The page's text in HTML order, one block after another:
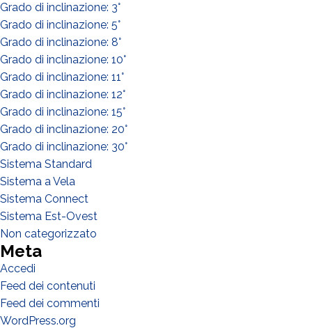
Grado di inclinazione: 3°
Grado di inclinazione: 5°
Grado di inclinazione: 8°
Grado di inclinazione: 10°
Grado di inclinazione: 11°
Grado di inclinazione: 12°
Grado di inclinazione: 15°
Grado di inclinazione: 20°
Grado di inclinazione: 30°
Sistema Standard
Sistema a Vela
Sistema Connect
Sistema Est-Ovest
Non categorizzato
Meta
Accedi
Feed dei contenuti
Feed dei commenti
WordPress.org
DI COSA DI OCCUPI?*